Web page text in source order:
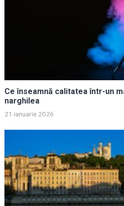
Ce înseamnă calitatea într-un
narghilea
21 ianuarie 2026